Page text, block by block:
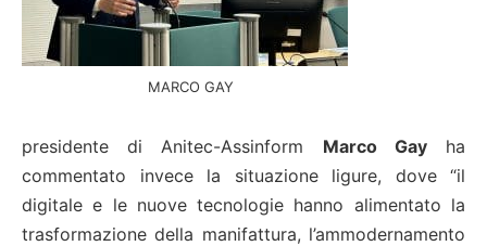
MARCO GAY
presidente di Anitec-Assinform Marco Gayha
commentato invece la situazione ligure, dove “il
digitale e le nuove tecnologie hanno alimentato la
trasformazione della manifattura, l’ammodernamento